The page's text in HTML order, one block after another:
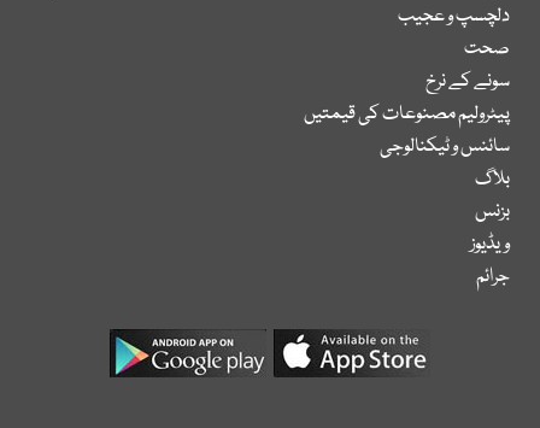
دلچسپ و عجیب
صحت
سونے کے نرخ
پیٹرولیم مصنوعات کی قیمتیں
سائنس و ٹیکنالوجی
بلاگ
بزنس
ویڈیوز
جرائم